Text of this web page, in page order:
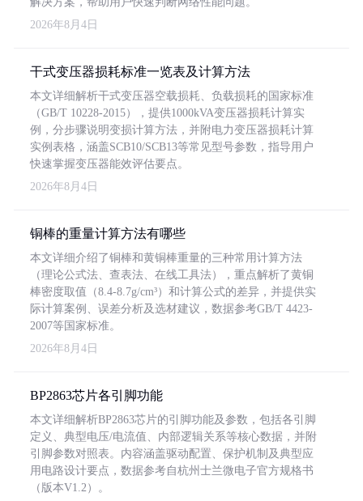
2026年8月4日
干式变压器损耗标准一览表及计算方法
本文详细解析干式变压器空载损耗、负载损耗的国家标准
（GB/T 10228-2015），提供1000kVA变压器损耗计算实
例，分步骤说明变损计算方法，并附电力变压器损耗计算
实例表格，涵盖SCB10/SCB13等常见型号参数，指导用户
快速掌握变压器能效评估要点。
2026年8月4日
铜棒的重量计算方法有哪些
本文详细介绍了铜棒和黄铜棒重量的三种常用计算方法
（理论公式法、查表法、在线工具法），重点解析了黄铜
棒密度取值（8.4-8.7g/cm³）和计算公式的差异，并提供实
际计算案例、误差分析及选材建议，数据参考GB/T 4423-
2007等国家标准。
2026年8月4日
BP2863芯片各引脚功能
本文详细解析BP2863芯片的引脚功能及参数，包括各引脚
定义、典型电压/电流值、内部逻辑关系等核心数据，并附
引脚参数对照表。内容涵盖驱动配置、保护机制及典型应
用电路设计要点，数据参考自杭州士兰微电子官方规格书
（版本V1.2）。